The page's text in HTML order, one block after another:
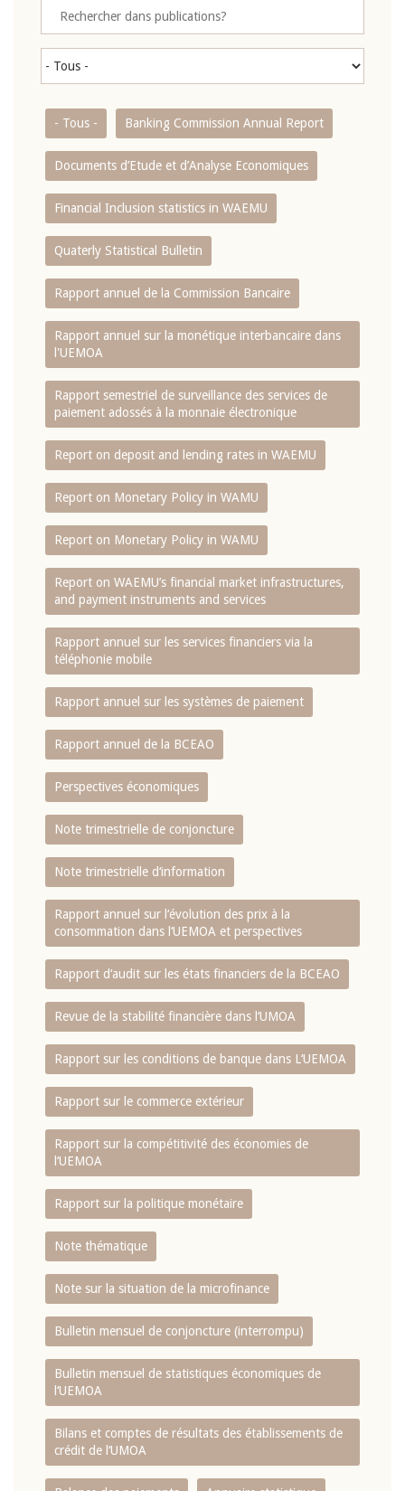
- Tous - Banking Commission Annual Report
Documents d’Etude et d’Analyse Economiques
Financial Inclusion statistics in WAEMU
Quaterly Statistical Bulletin
Rapport annuel de la Commission Bancaire
Rapport annuel sur la monétique interbancaire dans
l'UEMOA
Rapport semestriel de surveillance des services de
paiement adossés à la monnaie électronique
Report on deposit and lending rates in WAEMU
Report on Monetary Policy in WAMU
Report on Monetary Policy in WAMU
Report on WAEMU’s financial market infrastructures,
and payment instruments and services
Rapport annuel sur les services financiers via la
téléphonie mobile
Rapport annuel sur les systèmes de paiement
Rapport annuel de la BCEAO
Perspectives économiques
Note trimestrielle de conjoncture
Note trimestrielle d‘information
Rapport annuel sur l‘évolution des prix à la
consommation dans l‘UEMOA et perspectives
Rapport d‘audit sur les états financiers de la BCEAO
Revue de la stabilité financière dans l‘UMOA
Rapport sur les conditions de banque dans L‘UEMOA
Rapport sur le commerce extérieur
Rapport sur la compétitivité des économies de
l‘UEMOA
Rapport sur la politique monétaire
Note thématique
Note sur la situation de la microfinance
Bulletin mensuel de conjoncture (interrompu)
Bulletin mensuel de statistiques économiques de
l‘UEMOA
Bilans et comptes de résultats des établissements de
crédit de l‘UMOA